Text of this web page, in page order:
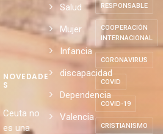
NOVEDADE
S
Ceuta no
es una
Salud
Mujer
Infancia
discapacidad
Dependencia
Valencia
RESPONSABLE
COOPERACIÓN
INTERNACIONAL
CORONAVIRUS
COVID
COVID-19
CRISTIANISMO